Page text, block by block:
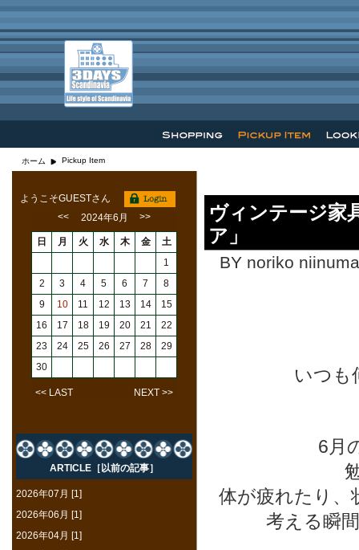
ホーム Pickup Item
ヴィンテージ家
ア」
BY noriko
いつも
6月
体が疲れたり、
考える瞬
ようこそGUESTさん
<<
2024年6月 >>
日 月 火 水 木 金
土
1
2
3 4 5 6 7
8
9
10 11 12 13 14
15
16
17 18 19 20 21
22
23
24 25 26 27 28
29
30
<< LAST NEXT >>
ARTICLE［以前の記事］
2026年07月 [1]
2026年06月 [1]
2026年04月 [1]